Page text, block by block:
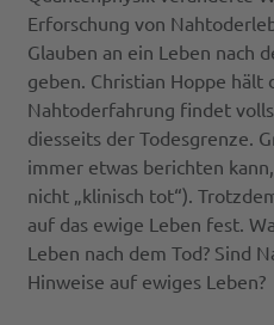
Erforschung von
Glauben an ein Leben nach
geben. Christian Hoppe hält
Nahtoderfahrung findet
diesseits der Todesgrenze.
immer etwas berichten
nicht „klinisch tot“).
auf das ewige Leben fest.
Leben nach dem Tod? Sind
Hinweise auf ewiges Leben?